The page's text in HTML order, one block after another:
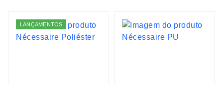
LANÇAMENTOS